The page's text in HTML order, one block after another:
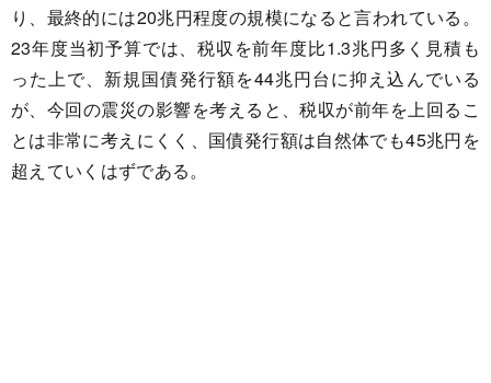
り、最終的には20兆円程度の規模になると言われている。
23年度当初予算では、税収を前年度比1.3兆円多く見積も
った上で、新規国債発行額を44兆円台に抑え込んでいる
が、今回の震災の影響を考えると、税収が前年を上回るこ
とは非常に考えにくく、国債発行額は自然体でも45兆円を
超えていくはずである。